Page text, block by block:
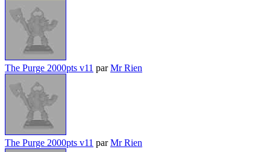
The Purge 2000pts v11 parMr Rien
The Purge 2000pts v11 parMr Rien